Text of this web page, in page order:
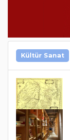
Kültür Sanat